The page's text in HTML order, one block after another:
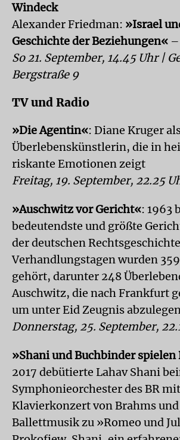
Windeck
Alexander Friedman: »Israel
Geschichte der Beziehungen«
So 21. September, 14.45 Uhr |
Bergstraße 9
TV und Radio
»Die Agentin«: Diane Kruger
Überlebenskünstlerin, die in
riskante Emotionen zeigt
Freitag, 19. September, 22.25
»Auschwitz vor Gericht«: 1963
bedeutendste und größte
der deutschen
Verhandlungstagen wurden
gehört, darunter 248
Auschwitz, die nach Frankfurt
um unter Eid Zeugnis
Donnerstag, 25. September,
»Shani und Buchbinder spielen
2017 debütierte Lahav Shani
Symphonieorchester des BR
Klavierkonzert von Brahms
Ballettmusik zu »Romeo und